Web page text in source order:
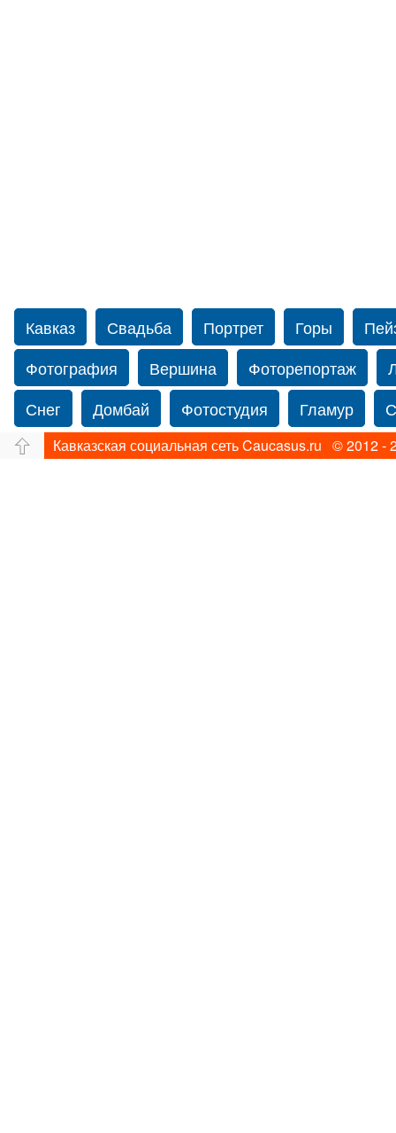
Кавказ Свадьба Портрет Горы
Фотография
Вершина Фоторепортаж
Снег
Домбай Фотостудия Гламур
Путешествие
Перевал Ущелье
Кавказская социальная сеть Caucasus.ru © 2012 -